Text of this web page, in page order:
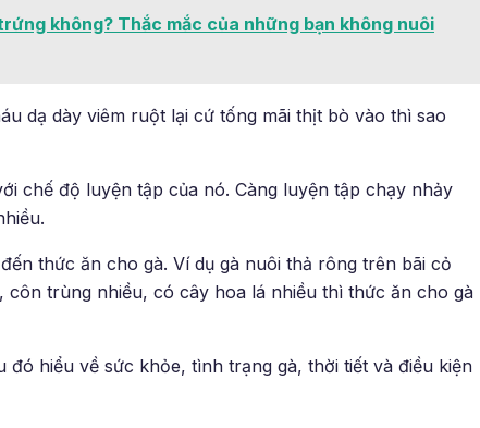
không? Thắc mắc của những bạn không nuôi
dạ dày viêm ruột lại cứ tống mãi thịt bò vào thì sao
chế độ luyện tập của nó. Càng luyện tập chạy nhảy
thức ăn cho gà. Ví dụ gà nuôi thả rông trên bãi cỏ
trùng nhiều, có cây hoa lá nhiều thì thức ăn cho gà
đó hiểu về sức khỏe, tình trạng gà, thời tiết và điều kiện